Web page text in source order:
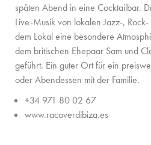
späten Abend in eine Cocktailbar.
Live-Musik von lokalen Jazz-,
dem Lokal eine besondere
dem britischen Ehepaar Sam und
geführt. Ein guter Ort für ein
oder Abendessen mit der Familie.
+34 971 80 02 67
www.racoverdibiza.es